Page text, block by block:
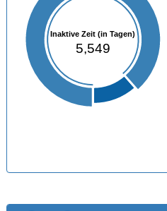
Inaktive Zeit (in Tagen)
5,549